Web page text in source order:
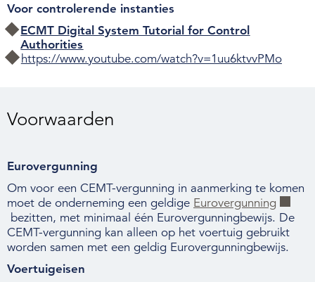
Voor controlerende instanties
ECMT Digital System Tutorial for Control
Authorities
https://www.youtube.com/watch?v=1uu6ktvvPMo
Voorwaarden
Eurovergunning
Om voor een CEMT-vergunning in aanmerking te komen
moet de onderneming een geldige Eurovergunning
bezitten, met minimaal één Eurovergunningbewijs. De
CEMT-vergunning kan alleen op het voertuig gebruikt
worden samen met een geldig Eurovergunningbewijs.
Voertuigeisen